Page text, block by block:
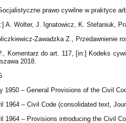
prawo cywilne w praktyce
A. Wolter, J. Ignatowicz, K. Stefaniuk,
Zawadzka Z., Przedawnienie
Komentarz do art. 117, [in:] Kodeks
2018.
1950 – General Provisions of the Civil
1964 – Civil Code (consolidated text,
1964 – Provisions introducing the Civil